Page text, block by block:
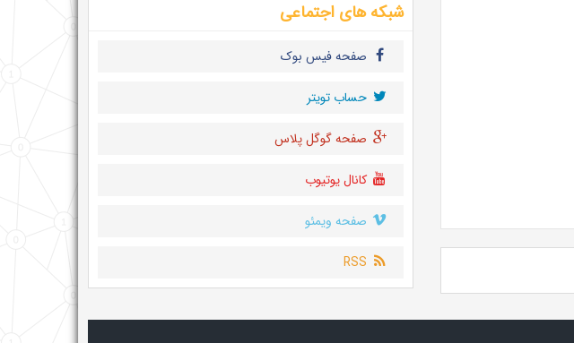
شبکه های اجتماعی
صفحه فیس بوک
حساب تويتر
صفحه گوگل پلاس
کانال یوتیوب
صفحه ویمئو